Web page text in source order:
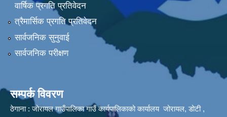
वार्षिक प्रगति प्रतिवेदन
त्रैमार्सिक प्रगति प्रतिवेदन
सार्वजनिक सुनुवाई
सार्वजनिक परीक्षण
सम्पर्क विवरण
ठेगाना : जोरायल गाउँपालिका गाउँ कार्यपालिकाको कार्यालय जोरायल, डोटी ,